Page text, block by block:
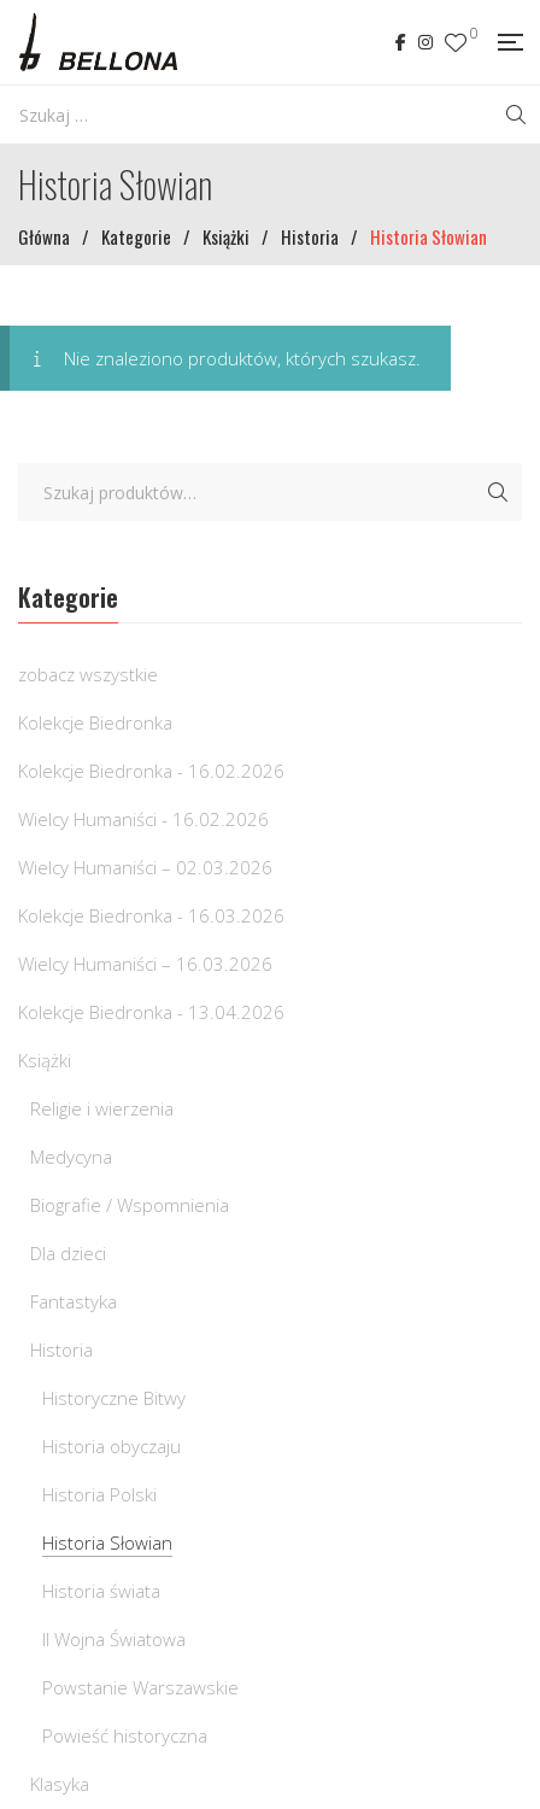
0
Historia Słowian
Główna / Kategorie / Książki / Historia / Historia Słowian
Nie znaleziono produktów, których szukasz.
Kategorie
zobacz wszystkie
Kolekcje Biedronka
Kolekcje Biedronka - 16.02.2026
Wielcy Humaniści - 16.02.2026
Wielcy Humaniści – 02.03.2026
Kolekcje Biedronka - 16.03.2026
Wielcy Humaniści – 16.03.2026
Kolekcje Biedronka - 13.04.2026
Książki
Religie i wierzenia
Medycyna
Biografie / Wspomnienia
Dla dzieci
Fantastyka
Historia
Historyczne Bitwy
Historia obyczaju
Historia Polski
Historia Słowian
Historia świata
II Wojna Światowa
Powstanie Warszawskie
Powieść historyczna
Klasyka